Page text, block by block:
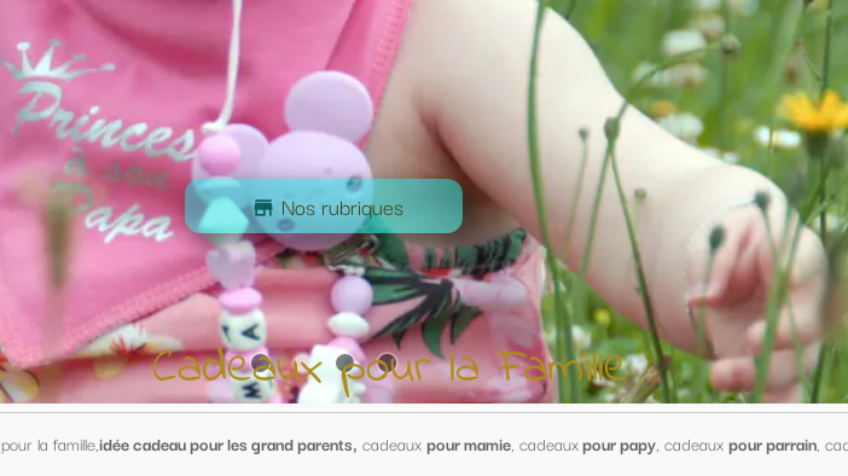
Nos rubriques
pour la Famille
parents,cadeauxpour mamie, cadeauxpour papy, cadeauxpour parrain, cadeauxpour marraine .